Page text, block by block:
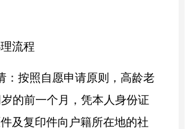
流程
：按照自愿申请原则，高龄老
的前一个月，凭本人身份证
及复印件向户籍所在地的社